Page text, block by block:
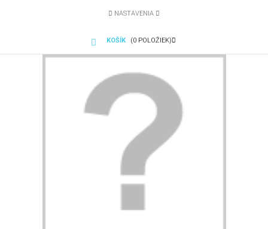
NASTAVENIA
KOŠÍK (0 POLOŽIEK)